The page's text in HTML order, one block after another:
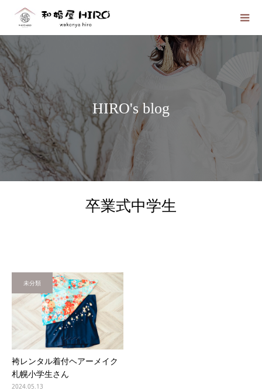
HIRO's blog
卒業式中学生
未分類
袴レンタル着付ヘアーメイク
札幌小学生さん
2024.05.13